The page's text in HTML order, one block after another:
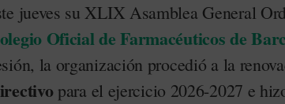
jueves su XLIX Asamblea General
Oficial de Farmacéuticos de
la organización procedió a la
para el ejercicio 2026-2027 e